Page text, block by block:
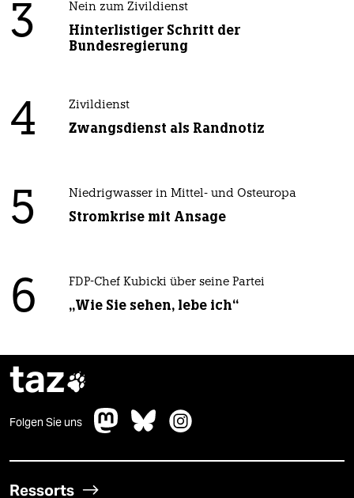
3 Nein zum Zivildienst
Hinterlistiger Schritt der
Bundesregierung
4 Zivildienst
Zwangsdienst als Randnotiz
5 Niedrigwasser in Mittel- und Osteuropa
Stromkrise mit Ansage
6 FDP-Chef Kubicki über seine Partei
„Wie Sie sehen, lebe ich“
taz
Folgen Sie uns
Ressorts